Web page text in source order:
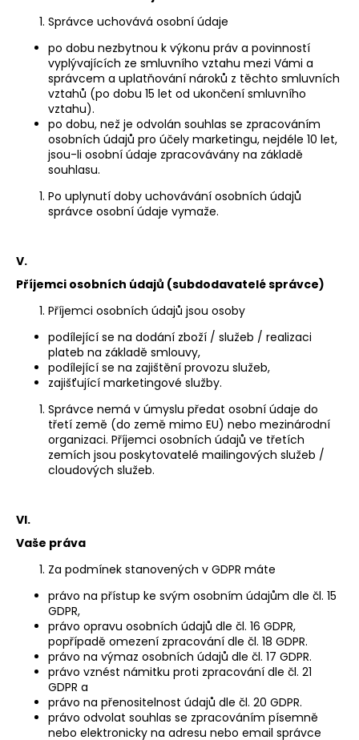
Správce uchovává osobní údaje
po dobu nezbytnou k výkonu práv a povinností
vyplývajících ze smluvního vztahu mezi Vámi a
správcem a uplatňování nároků z těchto smluvních
vztahů (po dobu 15 let od ukončení smluvního
vztahu).
po dobu, než je odvolán souhlas se zpracováním
osobních údajů pro účely marketingu, nejdéle 10 let,
jsou-li osobní údaje zpracovávány na základě
souhlasu.
Po uplynutí doby uchovávání osobních údajů
správce osobní údaje vymaže.
V.
Příjemci osobních údajů (subdodavatelé správce)
Příjemci osobních údajů jsou osoby
podílející se na dodání zboží / služeb / realizaci
plateb na základě smlouvy,
podílející se na zajištění provozu služeb,
zajišťující marketingové služby.
Správce nemá v úmyslu předat osobní údaje do
třetí země (do země mimo EU) nebo mezinárodní
organizaci. Příjemci osobních údajů ve třetích
zemích jsou poskytovatelé mailingových služeb /
cloudových služeb.
VI.
Vaše práva
Za podmínek stanovených v GDPR máte
právo na přístup ke svým osobním údajům dle čl. 15
GDPR,
právo opravu osobních údajů dle čl. 16 GDPR,
popřípadě omezení zpracování dle čl. 18 GDPR.
právo na výmaz osobních údajů dle čl. 17 GDPR.
právo vznést námitku proti zpracování dle čl. 21
GDPR a
právo na přenositelnost údajů dle čl. 20 GDPR.
právo odvolat souhlas se zpracováním písemně
nebo elektronicky na adresu nebo email správce